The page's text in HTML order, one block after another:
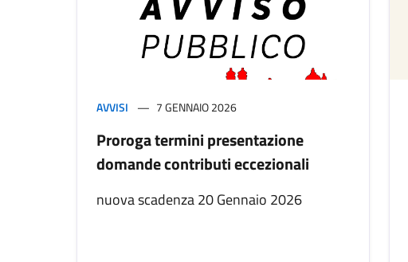
AVVISI 7 GENNAIO 2026
Proroga termini presentazione
domande contributi eccezionali
nuova scadenza 20 Gennaio 2026